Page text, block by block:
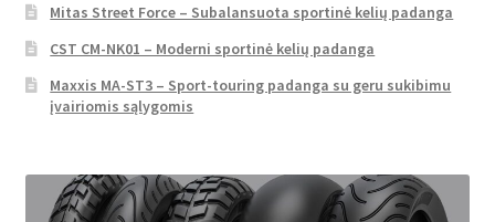
Mitas Street Force – Subalansuota sportinė kelių padanga
CST CM-NK01 – Moderni sportinė kelių padanga
Maxxis MA-ST3 – Sport-touring padanga su geru sukibimu
įvairiomis sąlygomis